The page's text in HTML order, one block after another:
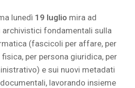
lunedì 19 luglio mira ad
fondamentali sulla
(fascicoli per affare, per
per persona giuridica, per
e sui nuovi metadati
lavorando insieme